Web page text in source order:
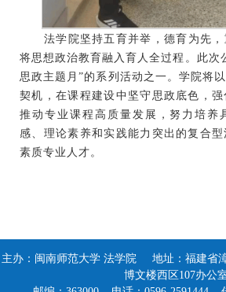
法学院坚持五育并举，德育为先，
将思想政治教育融入育人全过程。此次
思政主题月”的系列活动之一。学院将
契机，在课程建设中坚守思政底色，
推动专业课程高质量发展，努力培养
感、理论素养和实践能力突出的复合
素质专业人才。
主办：闽南师范大学 法学院 地址：福建省
博文楼西区107办公